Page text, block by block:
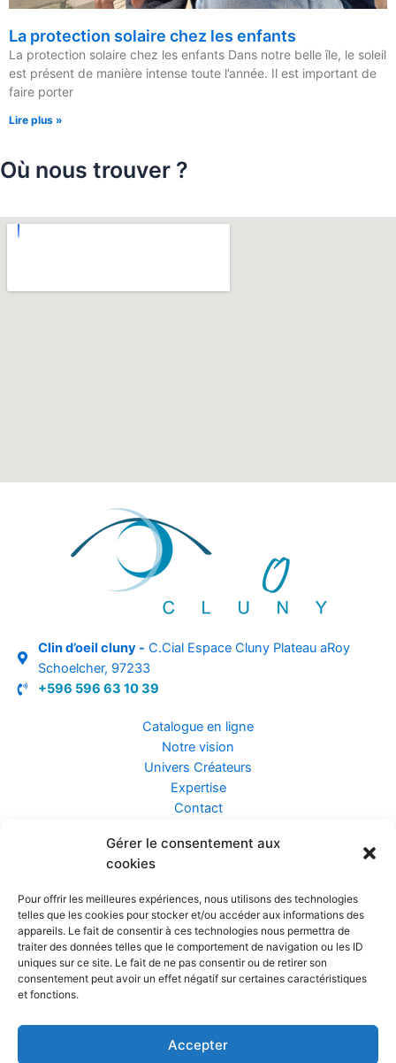
Gérer le consentement aux
cookies
Pour offrir les meilleures expériences, nous utilisons des technologies
telles que les cookies pour stocker et/ou accéder aux informations des
appareils. Le fait de consentir à ces technologies nous permettra de
traiter des données telles que le comportement de navigation ou les ID
uniques sur ce site. Le fait de ne pas consentir ou de retirer son
consentement peut avoir un effet négatif sur certaines caractéristiques
et fonctions.
Accepter
La protection solaire chez les enfants
La protection solaire chez les enfants Dans notre belle île, le soleil
est présent de manière intense toute l’année. Il est important de
faire porter
Lire plus »
Où nous trouver ?
Clin d’oeil cluny - C.Cial Espace Cluny Plateau aRoy
Schoelcher, 97233
+596 596 63 10 39
Catalogue en ligne
Notre vision
Univers Créateurs
Expertise
Contact
Assurance ZEN
Confidentialité et Données
Conditions Générales de Vente